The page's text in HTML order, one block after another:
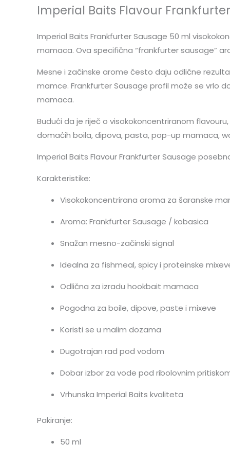
Imperial Baits Flavour
Imperial Baits Frankfurter Sausage 50 ml
mamaca. Ova specifična “frankfurter sausage”
Mesne i začinske arome često daju odlične
mamce. Frankfurter Sausage profil može se vrlo
mamaca.
Budući da je riječ o visokokoncentriranom
domaćih boila, dipova, pasta, pop-up mamaca,
Imperial Baits Flavour Frankfurter Sausage
Karakteristike:
Visokokoncentrirana aroma za šaranske
Aroma: Frankfurter Sausage / kobasica
Snažan mesno-začinski signal
Idealna za fishmeal, spicy i proteinske
Odlična za izradu hookbait mamaca
Pogodna za boile, dipove, paste i mixeve
Koristi se u malim dozama
Dugotrajan rad pod vodom
Dobar izbor za vode pod ribolovnim
Vrhunska Imperial Baits kvaliteta
Pakiranje:
50 ml